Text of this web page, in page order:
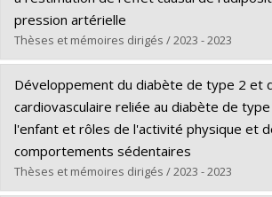
Lien vers le document dans Papyrus
pression artérielle
Thèses et mémoires dirigés / 2023 - 2023
Diplômé(e) :Mbutiwi, Fiston Ikwa Ndol
Cycle :Doctorat
Diplôme obtenu : Ph. D.
Lien vers le document dans Papyrus
Développement du diabète de type 2 et
cardiovasculaire reliée au diabète de
l'enfant et rôles de l'activité physique et
comportements sédentaires
Thèses et mémoires dirigés / 2023 - 2023